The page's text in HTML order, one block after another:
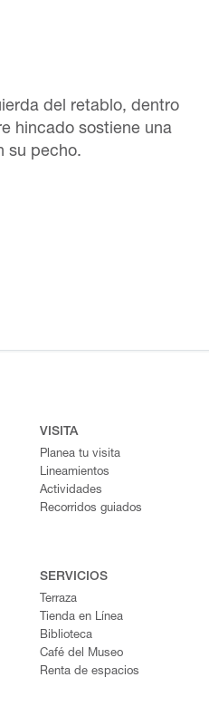
del retablo, dentro
hincado sostiene una
su pecho.
VISITA
Planea tu visita
Lineamientos
Actividades
Recorridos guiados
SERVICIOS
Terraza
Tienda en Línea
Biblioteca
Café del Museo
Renta de espacios